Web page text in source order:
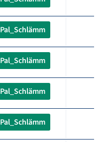
Pal_Schlämm
Pal_Schlämm
Pal_Schlämm
Pal_Schlämm